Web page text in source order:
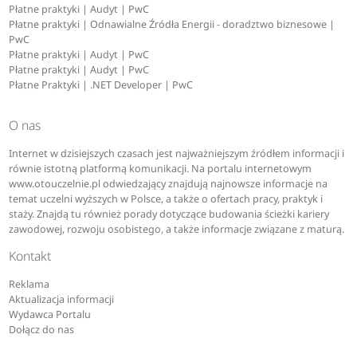
Płatne praktyki | Audyt | PwC
Płatne praktyki | Odnawialne Źródła Energii - doradztwo biznesowe |
PwC
Płatne praktyki | Audyt | PwC
Płatne praktyki | Audyt | PwC
Płatne Praktyki | .NET Developer | PwC
O nas
Internet w dzisiejszych czasach jest najważniejszym źródłem informacji i
równie istotną platformą komunikacji. Na portalu internetowym
www.otouczelnie.pl odwiedzający znajdują najnowsze informacje na
temat uczelni wyższych w Polsce, a także o ofertach pracy, praktyk i
staży. Znajdą tu również porady dotyczące budowania ścieżki kariery
zawodowej, rozwoju osobistego, a także informacje związane z maturą.
Kontakt
Reklama
Aktualizacja informacji
Wydawca Portalu
Dołącz do nas